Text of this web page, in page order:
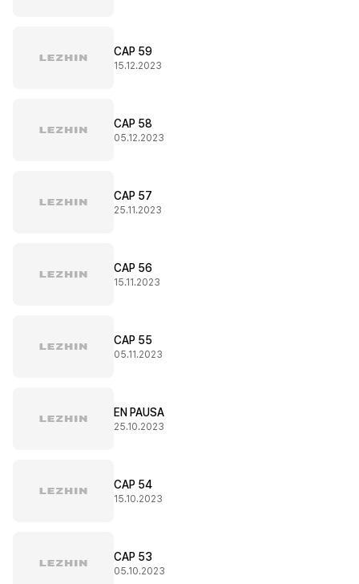
CAP 59
15.12.2023
CAP 58
05.12.2023
CAP 57
25.11.2023
CAP 56
15.11.2023
CAP 55
05.11.2023
EN PAUSA
25.10.2023
CAP 54
15.10.2023
CAP 53
05.10.2023